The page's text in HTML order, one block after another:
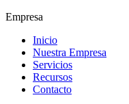
Empresa
Inicio
Nuestra Empresa
Servicios
Recursos
Contacto